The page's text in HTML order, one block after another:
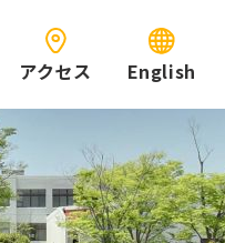
アクセス English